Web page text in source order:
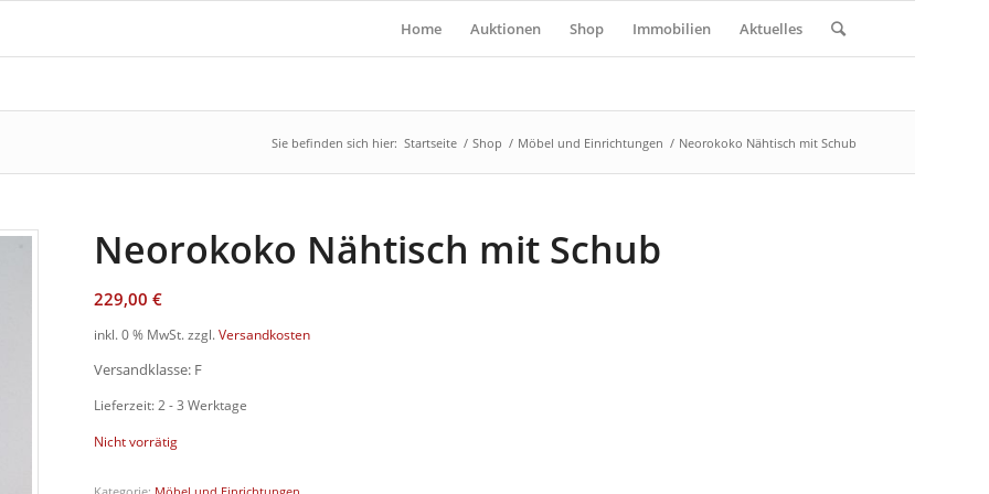
Home Auktionen Shop Immobilien Aktuelles
Sie befinden sich hier: Startseite / Shop / Möbel und Einrichtungen / Neorokoko Nähtisch mit Schub
Neorokoko Nähtisch mit Schub
229,00€
inkl. 0 % MwSt. zzgl.Versandkosten
Versandklasse: F
Lieferzeit: 2 - 3 Werktage
Nicht vorrätig